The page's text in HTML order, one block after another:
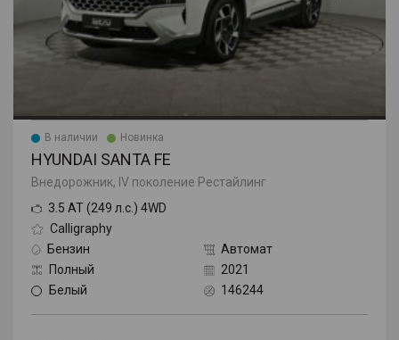
В наличии Новинка
HYUNDAI SANTA FE
Внедорожник, IV поколение Рестайлинг
3.5 AT (249 л.с.) 4WD
Calligraphy
Бензин
Автомат
Полный
2021
Белый
146244